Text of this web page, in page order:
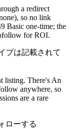
a redirect
so no link
Basic one-time; the
for ROI.
プは記載されて
listing. There's An
anywhere, so
are a rare
ローする